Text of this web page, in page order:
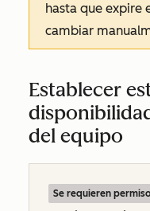
hasta que expire
cambiar
Establecer
del equipo
Se requieren